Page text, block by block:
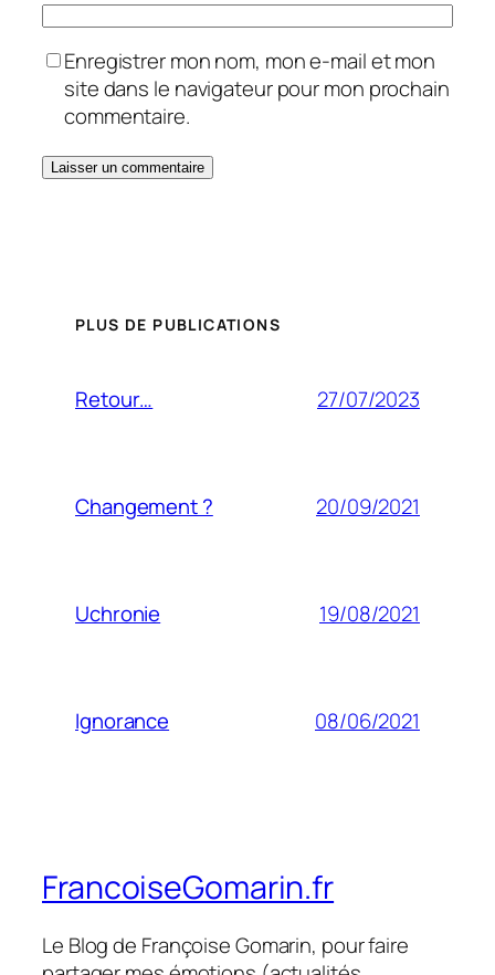
Enregistrer mon nom, mon e-mail et mon
site dans le navigateur pour mon prochain
commentaire.
PLUS DE PUBLICATIONS
Retour… 27/07/2023
Changement ? 20/09/2021
Uchronie 19/08/2021
Ignorance 08/06/2021
FrancoiseGomarin.fr
Le Blog de Françoise Gomarin, pour faire